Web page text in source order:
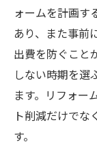
ォームを計画す
あり、また事前
出費を防ぐこと
しない時期を選
ます。リフォー
ト削減だけでな
す。